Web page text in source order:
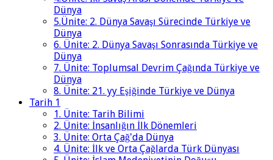
Dünya
5.Ünite: 2. Dünya Savaşı Sürecinde Türkiye ve
Dünya
6. Ünite: 2. Dünya Savaşı Sonrasında Türkiye ve
Dünya
7. Ünite: Toplumsal Devrim Çağında Türkiye ve
Dünya
8. Ünite: 21. yy Eşiğinde Türkiye ve Dünya
Tarih 1
1. Ünite: Tarih Bilimi
2. Ünite: İnsanlığın İlk Dönemleri
3. Ünite: Orta Çağ'da Dünya
4. Ünite: İlk ve Orta Çağlarda Türk Dünyası